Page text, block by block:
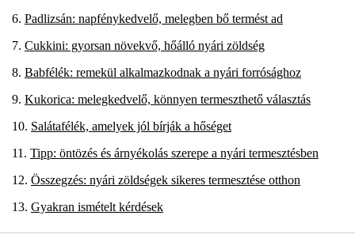
Padlizsán: napfénykedvelő, melegben bő termést ad
Cukkini: gyorsan növekvő, hőálló nyári zöldség
Babfélék: remekül alkalmazkodnak a nyári forrósághoz
Kukorica: melegkedvelő, könnyen termeszthető választás
Salátafélék, amelyek jól bírják a hőséget
Tipp: öntözés és árnyékolás szerepe a nyári termesztésben
Összegzés: nyári zöldségek sikeres termesztése otthon
Gyakran ismételt kérdések